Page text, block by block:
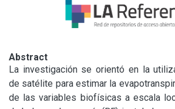
Abstract
La investigación se orientó en la
de satélite para estimar la
de las variables biofísicas a escala